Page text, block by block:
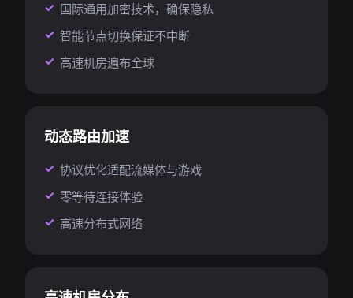
国际通用加密技术，确保隐私
智能节点切换保证不中断
高速机房遍布全球
动态路由加速
协议优化适配流媒体与游戏
零等待连接体验
高速分布式网络